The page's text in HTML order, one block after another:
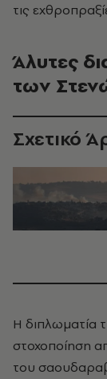
τις
Άλυτες
των
Σχετικό
Η διπλωματία
στοχοποίηση
του